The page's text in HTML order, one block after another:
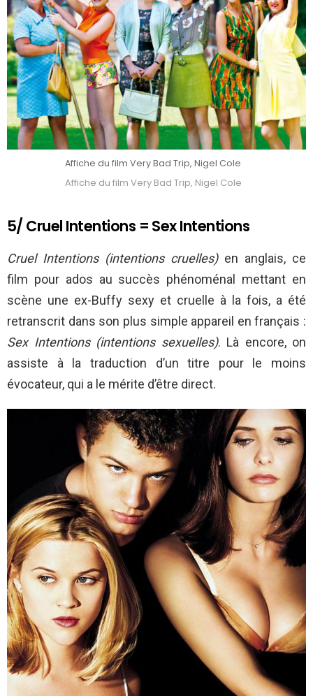
Affiche du film Very Bad Trip, Nigel Cole
Affiche du film Very Bad Trip, Nigel Cole
5/ Cruel Intentions = Sex Intentions
Cruel Intentions (intentions cruelles)en anglais, ce
film pour ados au succès phénoménal mettant en
scène une ex-Buffy sexy et cruelle à la fois, a été
retranscrit dans son plus simple appareil en français :
Sex Intentions (intentions sexuelles). Là encore, on
assiste à la traduction d’un titre pour le moins
évocateur, qui a le mérite d’être direct.